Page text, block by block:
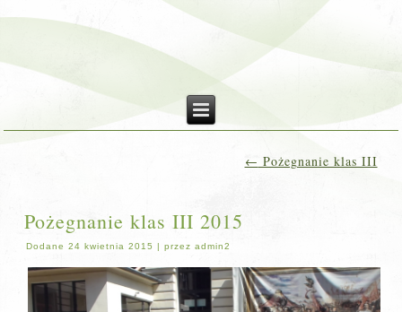
← Pożegnanie klas III
Pożegnanie klas III 2015
Dodane 24 kwietnia 2015 |przez admin2